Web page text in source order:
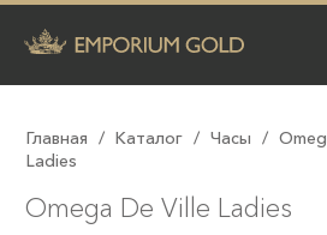
Главная / Каталог / Часы /
Ladies
Omega De Ville Ladies